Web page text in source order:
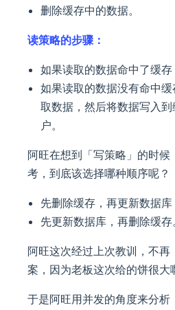
删除缓存中的数据。
读策略的步骤：
如果读取的数据命中了缓存
如果读取的数据没有命中
取数据，然后将数据写入
户。
阿旺在想到「写策略」的时候
考，到底该选择哪种顺序呢？
先删除缓存，再更新数据库
先更新数据库，再删除缓存
阿旺这次经过上次教训，不再
案，因为老板这次给的饼很大
于是阿旺用并发的角度来分析